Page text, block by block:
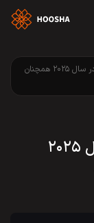
۴ نشانه که هوش مصنوعی در سال ۲۰۲۵ همچنان
۴ نشانه که هوش مصنوعی در سال ۲۰۲۵